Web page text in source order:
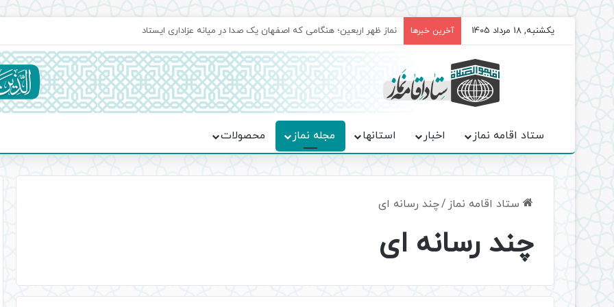
یکشنبه, 18 مرداد 1405 آخرین خبرها برگزاری باشکوه نمازهای جماعت در موکب فاطمه الزهرا (س)
ستاد اقامه نماز اخبار استانها مجله نماز محصولات
ستاد اقامه نماز /چند رسانه ای
چند رسانه ای